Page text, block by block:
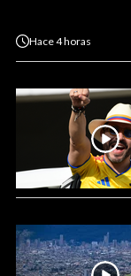
Hace4 horas